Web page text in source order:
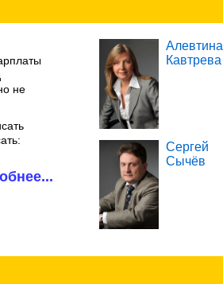
не
Алевтина
Кавтрева
Сергей
Сычёв